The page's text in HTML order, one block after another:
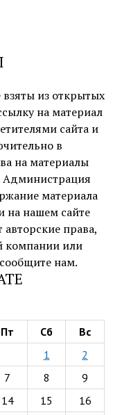
из открытых
на материал
сайта и
в
на материалы
Администрация
материала
на нашем сайте
права,
компании или
нам.
Пт Сб
Вс
1
2
7 8
9
14 15
16